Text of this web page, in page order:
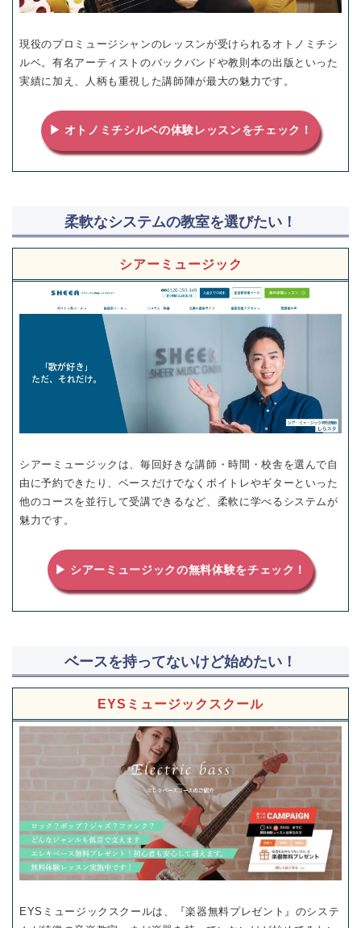
現役のプロミュージシャンのレッスンが受けられるオトノミチシ
ルベ。有名アーティストのバックバンドや教則本の出版といった
実績に加え、人柄も重視した講師陣が最大の魅力です。
▶ オトノミチシルベの体験レッスンをチェック！
柔軟なシステムの教室を選びたい！
シアーミュージック
シアーミュージックは、毎回好きな講師・時間・校舎を選んで自
由に予約できたり、ベースだけでなくボイトレやギターといった
他のコースを並行して受講できるなど、柔軟に学べるシステムが
魅力です。
▶ シアーミュージックの無料体験をチェック！
ベースを持ってないけど始めたい！
EYSミュージックスクール
EYSミュージックスクールは、『楽器無料プレゼント』のシステ